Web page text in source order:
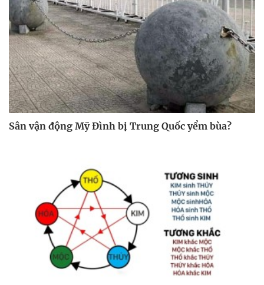
Sân vận động Mỹ Đình bị Trung Quốc yểm bùa?